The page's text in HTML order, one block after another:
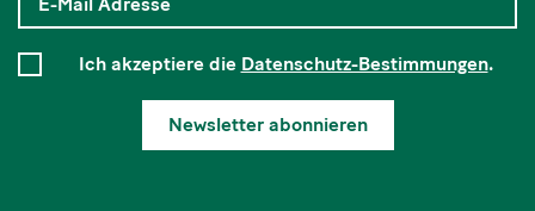
Ich akzeptiere die Datenschutz-Bestimmungen.
Newsletter abonnieren